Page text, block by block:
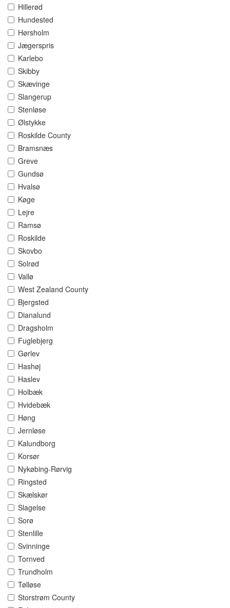
Hillerød
Hundested
Hørsholm
Jægerspris
Karlebo
Skibby
Skævinge
Slangerup
Stenløse
Ølstykke
Roskilde County
Bramsnæs
Greve
Gundsø
Hvalsø
Køge
Lejre
Ramsø
Roskilde
Skovbo
Solrød
Vallø
West Zealand County
Bjergsted
Dianalund
Dragsholm
Fuglebjerg
Gørlev
Hashøj
Haslev
Holbæk
Hvidebæk
Høng
Jernløse
Kalundborg
Korsør
Nykøbing-Rørvig
Ringsted
Skælskør
Slagelse
Sorø
Stenlille
Svinninge
Tornved
Trundholm
Tølløse
Storstrøm County